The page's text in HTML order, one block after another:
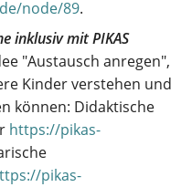
node/89.
inklusiv mit PIKAS
"Austausch anregen",
Kinder verstehen und
können: Didaktische
https://pikas-
pikas-